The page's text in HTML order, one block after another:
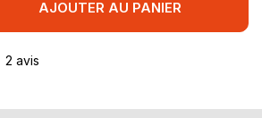
AJOUTER AU PANIER
2 avis